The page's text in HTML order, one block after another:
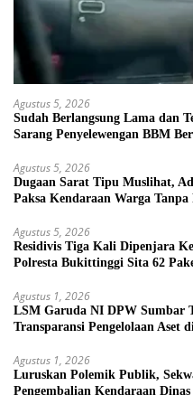
Agustus 5, 2026
Sudah Berlangsung Lama dan
Sarang Penyelewengan BBM
Agustus 5, 2026
Dugaan Sarat Tipu Muslihat,
Paksa Kendaraan Warga Tanpa
Agustus 5, 2026
Residivis Tiga Kali Dipenjara
Polresta Bukittinggi Sita 62
Agustus 1, 2026
LSM Garuda NI DPW Sumbar
Transparansi Pengelolaan Aset
Agustus 1, 2026
Luruskan Polemik Publik,
Pengembalian Kendaraan